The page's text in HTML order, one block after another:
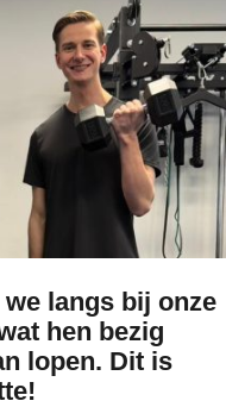
langs bij onze
hen bezig
lopen. Dit is